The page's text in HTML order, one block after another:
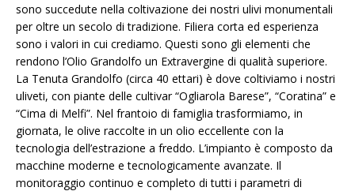
sono succedute nella coltivazione dei nostri ulivi monumentali
per oltre un secolo di tradizione. Filiera corta ed esperienza
sono i valori in cui crediamo. Questi sono gli elementi che
rendono l’Olio Grandolfo un Extravergine di qualità superiore.
La Tenuta Grandolfo (circa 40 ettari) è dove coltiviamo i nostri
uliveti, con piante delle cultivar “Ogliarola Barese”, “Coratina” e
“Cima di Melfi”. Nel frantoio di famiglia trasformiamo, in
giornata, le olive raccolte in un olio eccellente con la
tecnologia dell’estrazione a freddo. L’impianto è composto da
macchine moderne e tecnologicamente avanzate. Il
monitoraggio continuo e completo di tutti i parametri di